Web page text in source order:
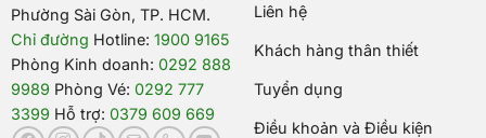
Phường Sài Gòn, TP. HCM.
Chỉ đường Hotline: 1900 9165
Phòng Kinh doanh: 0292 888
9989 Phòng Vé: 0292 777
3399 Hỗ trợ: 0379 609 669
Liên hệ
Khách hàng thân thiết
Tuyển dụng
Điều khoản và Điều kiện